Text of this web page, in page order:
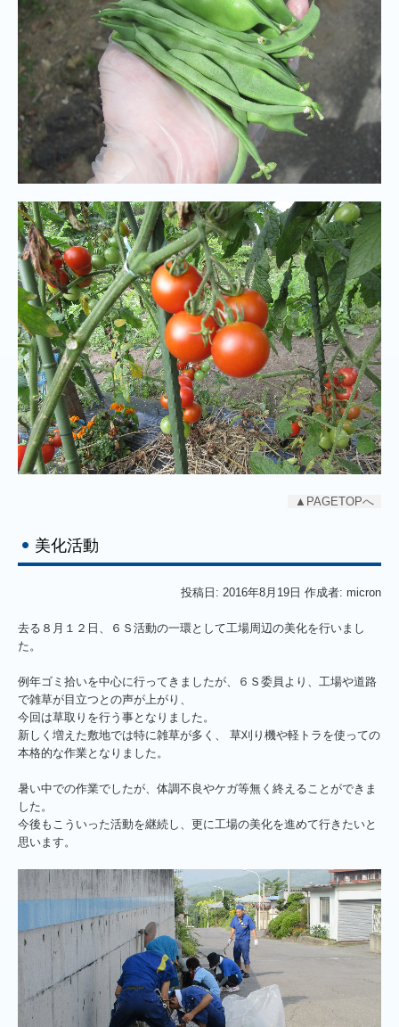
▲PAGETOPへ
美化活動
投稿日: 2016年8月19日 作成者: micron
去る８月１２日、６Ｓ活動の一環として工場周辺の美化を行いまし
た。
例年ゴミ拾いを中心に行ってきましたが、６Ｓ委員より、工場や道路
で雑草が目立つとの声が上がり、
今回は草取りを行う事となりました。
新しく増えた敷地では特に雑草が多く、 草刈り機や軽トラを使っての
本格的な作業となりました。
暑い中での作業でしたが、体調不良やケガ等無く終えることができま
した。
今後もこういった活動を継続し、更に工場の美化を進めて行きたいと
思います。